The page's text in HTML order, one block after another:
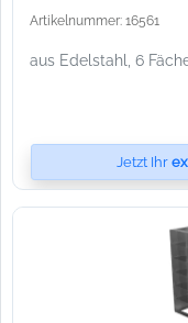
Artikelnummer: 16561
aus Edelstahl, 6
Jetzt Ihr